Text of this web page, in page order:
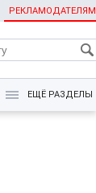
РЕКЛАМОДАТЕЛЯМ
KG
ЕЩЁ РАЗДЕЛЫ